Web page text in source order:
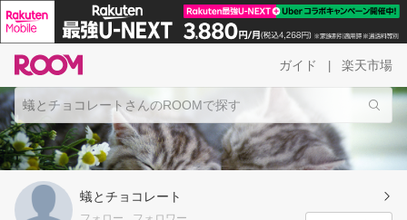
ガイド 楽天市場
蟻とチョコレート